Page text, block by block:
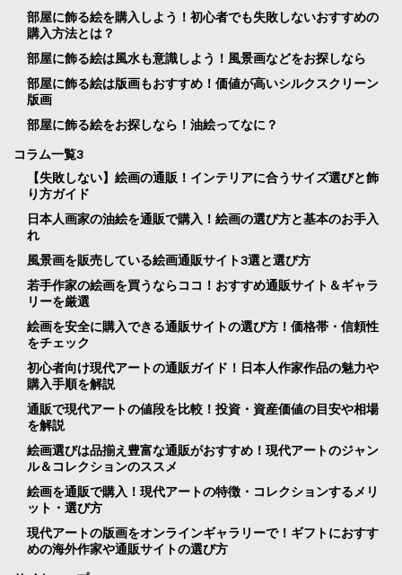
部屋に飾る絵を購入しよう！初心者でも失敗しないおすすめの
購入方法とは？
部屋に飾る絵は風水も意識しよう！風景画などをお探しなら
部屋に飾る絵は版画もおすすめ！価値が高いシルクスクリーン
版画
部屋に飾る絵をお探しなら！油絵ってなに？
コラム一覧3
【失敗しない】絵画の通販！インテリアに合うサイズ選びと飾
り方ガイド
日本人画家の油絵を通販で購入！絵画の選び方と基本のお手入
れ
風景画を販売している絵画通販サイト3選と選び方
若手作家の絵画を買うならココ！おすすめ通販サイト＆ギャラ
リーを厳選
絵画を安全に購入できる通販サイトの選び方！価格帯・信頼性
をチェック
初心者向け現代アートの通販ガイド！日本人作家作品の魅力や
購入手順を解説
通販で現代アートの値段を比較！投資・資産価値の目安や相場
を解説
絵画選びは品揃え豊富な通販がおすすめ！現代アートのジャン
ル＆コレクションのススメ
絵画を通販で購入！現代アートの特徴・コレクションするメリ
ット・選び方
現代アートの版画をオンラインギャラリーで！ギフトにおすす
めの海外作家や通販サイトの選び方